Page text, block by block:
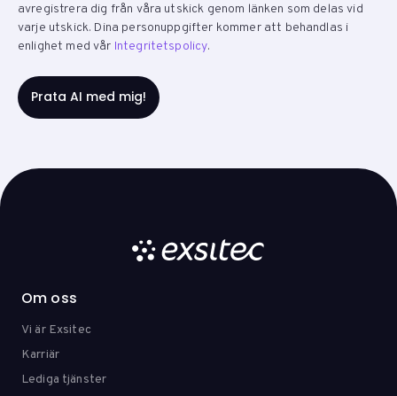
avregistrera dig från våra utskick genom länken som delas vid
varje utskick. Dina personuppgifter kommer att behandlas i
enlighet med vår Integritetspolicy.
Om oss
Vi är Exsitec
Karriär
Lediga tjänster